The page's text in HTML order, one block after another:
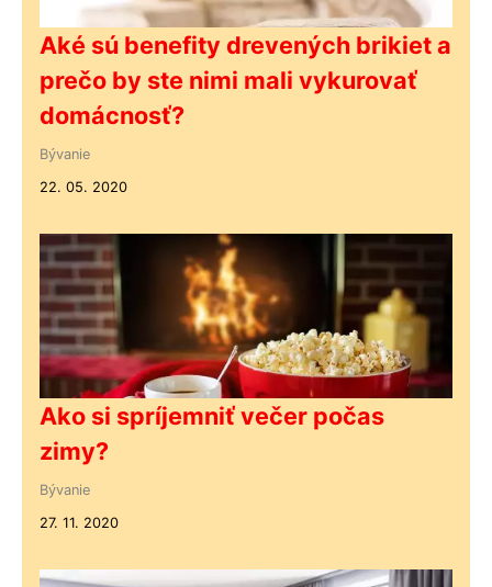
Aké sú benefity drevených brikiet a
prečo by ste nimi mali vykurovať
domácnosť?
Bývanie
22. 05. 2020
Ako si spríjemniť večer počas
zimy?
Bývanie
27. 11. 2020